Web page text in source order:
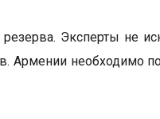
Эксперты не
Армении необходимо